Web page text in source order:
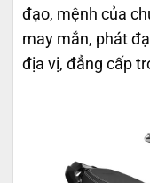
đạo, mệnh của
may mắn, phát
địa vị, đẳng cấp